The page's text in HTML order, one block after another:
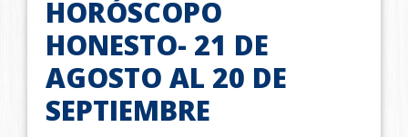
HORÓSCOPO
HONESTO- 21 DE
AGOSTO AL 20 DE
SEPTIEMBRE